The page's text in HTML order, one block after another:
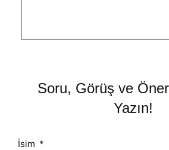
Soru, Görüş ve
Yazın!
İsim